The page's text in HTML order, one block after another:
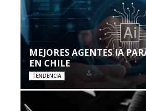
MEJORES AGENTES IA
EN CHILE
TENDENCIA